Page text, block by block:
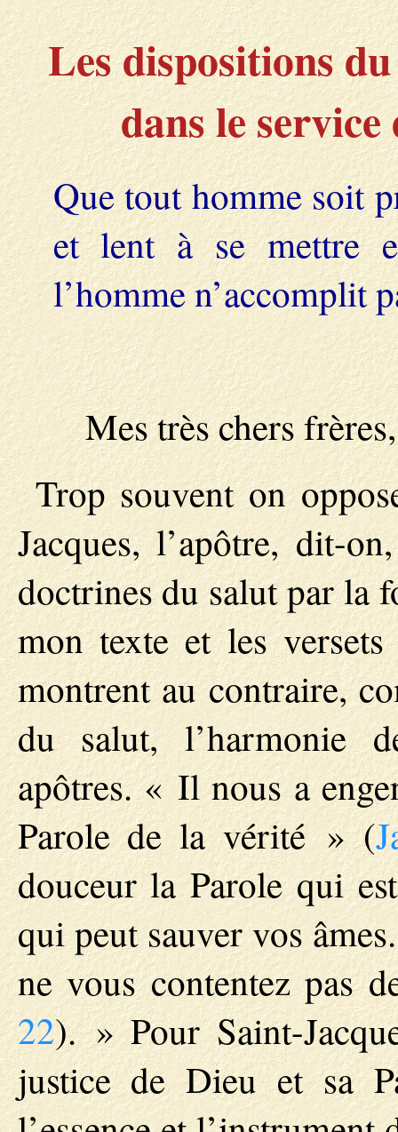
Les dispositions
dans le
Que tout homme soit
et lent à se mettre
l’homme n’accomplit
Mes très chers frères,
Trop souvent on
Jacques, l’apôtre, dit-
doctrines du salut par la
mon texte et les
montrent au contraire,
du salut, l’harmonie
apôtres. « Il nous a
Parole de la vérité » (
douceur la Parole qui
qui peut sauver vos
ne vous contentez pas
22). » Pour Saint-
justice de Dieu et sa